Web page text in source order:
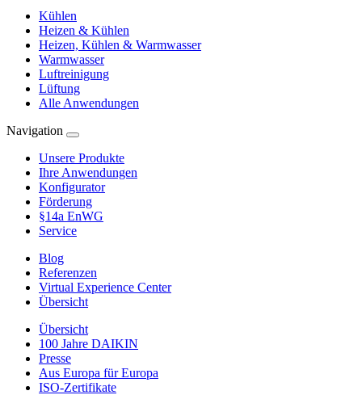
Kühlen
Heizen & Kühlen
Heizen, Kühlen & Warmwasser
Warmwasser
Luftreinigung
Lüftung
Alle Anwendungen
Navigation
Unsere Produkte
Ihre Anwendungen
Konfigurator
Förderung
§14a EnWG
Service
Blog
Referenzen
Virtual Experience Center
Übersicht
Übersicht
100 Jahre DAIKIN
Presse
Aus Europa für Europa
ISO-Zertifikate